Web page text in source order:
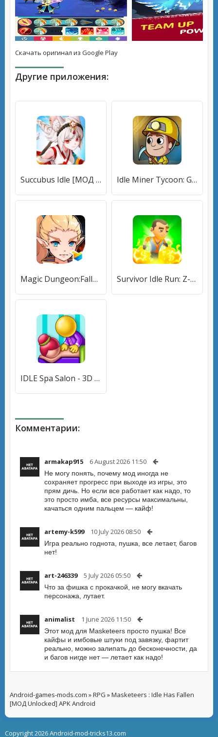
Скачать оригинал из Google Play
Другие приложения:
Succubus Idle [МОД Бесконечные монеты] APK Android Idle Miner Tycoon: Gold Games [МОД Unlocked] APK Android
Magic Dungeon:Fallen Angel (Мэджик Данжен) [МОД Бесконечные монеты] APK Android Survivor Idle Run: Z-RPG [МОД Бесконечные монеты] APK Android
IDLE Spa Salon - 3D Arcade (Айдл Спа Салон) [МОД Много денег] APK Android
Комментарии:
armakap915 6 August 2026 11:50
Не могу понять, почему мод иногда не
сохраняет прогресс при выходе из игры, это
прям дичь. Но если все работает как надо, то
это просто имба, все ресурсы максимальны,
качаться одним пальцем — кайф!
artemy-k599 10 July 2026 08:50
Игра реально годнота, пушка, все летает, багов
нет!
art-246339 5 July 2026 05:50
Что за фишка с прокачкой, не могу вкачать
персонажа, лутает.
animalist 1 June 2026 11:50
Этот мод для Masketeers просто пушка! Все
кайфы и имбовые штуки под завязку, фартит
реально, можно залипать до бесконечности, да
и багов нигде нет — летает как надо!
Android-games-mods.com »RPG » Masketeers : Idle Has Fallen
[МОД Unlocked] APK Android
Copyright 2026 Android-mod-tricks13.com